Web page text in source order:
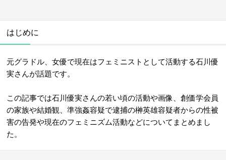
はじめに
元グラドル、女優で現在はフェミニストとして活動する石川優
実さんが話題です。
この記事では石川優実さんの若い頃の活動や画像、創価学会員
の家族や結婚観、準強姦容疑で逮捕の榊英雄容疑者からの性被
害の告発や現在のフェミニズム活動などについてまとめまし
た。